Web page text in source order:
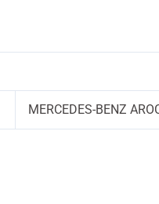
MERCEDES-BENZ